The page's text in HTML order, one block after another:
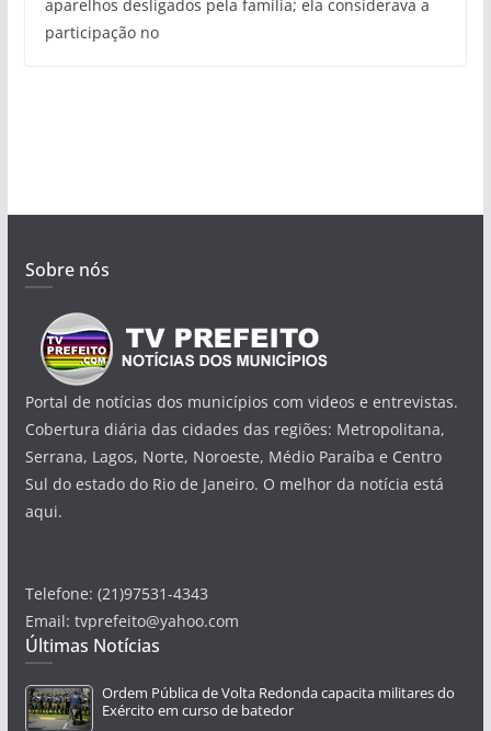
aparelhos desligados pela família; ela considerava a
participação no
Sobre nós
Portal de notícias dos municípios com videos e entrevistas.
Cobertura diária das cidades das regiões: Metropolitana,
Serrana, Lagos, Norte, Noroeste, Médio Paraíba e Centro
Sul do estado do Rio de Janeiro. O melhor da notícia está
aqui.
Telefone: (21)97531-4343
Email: tvprefeito@yahoo.com
Últimas Notícias
Ordem Pública de Volta Redonda capacita militares do
Exército em curso de batedor